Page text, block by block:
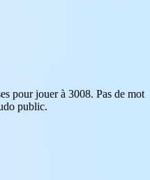
pour jouer à 3008. Pas de mot
public.